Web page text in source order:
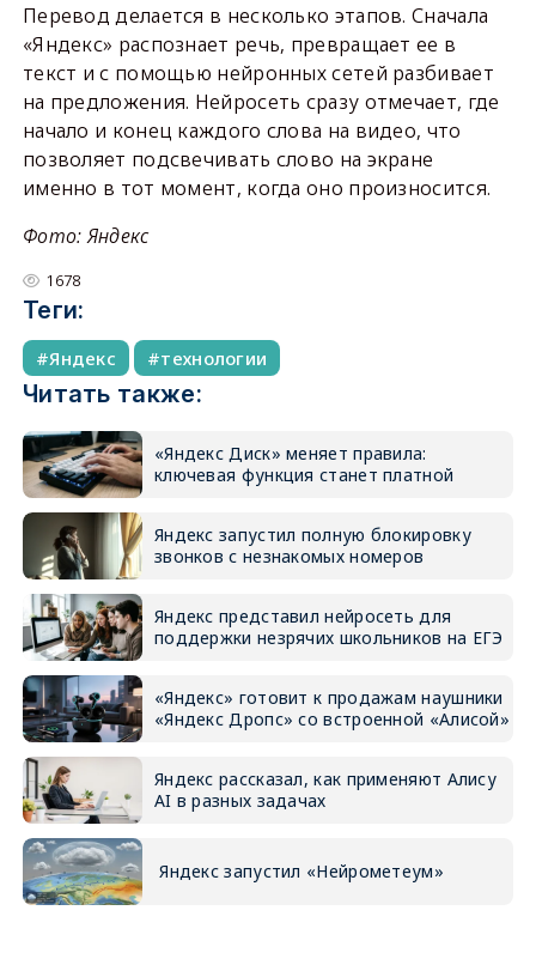
Перевод делается в несколько этапов. Сначала
«Яндекс» распознает речь, превращает ее в
текст и с помощью нейронных сетей разбивает
на предложения. Нейросеть сразу отмечает, где
начало и конец каждого слова на видео, что
позволяет подсвечивать слово на экране
именно в тот момент, когда оно произносится.
Фото: Яндекс
1678
Теги:
Яндекс технологии
Читать также:
«Яндекс Диск» меняет правила:
ключевая функция станет платной
Яндекс запустил полную блокировку
звонков с незнакомых номеров
Яндекс представил нейросеть для
поддержки незрячих школьников на ЕГЭ
«Яндекс» готовит к продажам наушники
«Яндекс Дропс» со встроенной «Алисой»
Яндекс рассказал, как применяют Алису
AI в разных задачах
Яндекс запустил «Нейрометеум»